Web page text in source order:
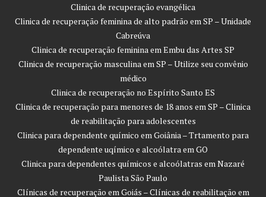
Clinica de recuperação evangélica
Clinica de recuperação feminina de alto padrão em SP – Unidade
Cabreúva
Clinica de recuperação feminina em Embu das Artes SP
Clinica de recuperação masculina em SP – Utilize seu convênio
médico
Clinica de recuperação no Espírito Santo ES
Clinica de recuperação para menores de 18 anos em SP – Clinica
de reabilitação para adolescentes
Clinica para dependente químico em Goiânia – Trtamento para
dependente uqímico e alcoólatra em GO
Clinica para dependentes químicos e alcoólatras em Nazaré
Paulista São Paulo
Clínicas de recuperação em Goiás – Clínicas de reabilitação em